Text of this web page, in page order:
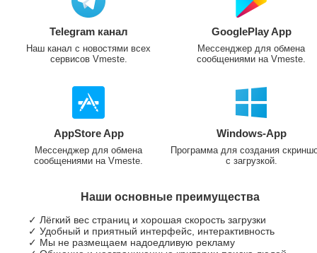
Telegram канал
Наш канал с новостями всех
сервисов Vmeste.
GooglePlay App
Мессенджер для обмена
сообщениями на Vmeste.
AppStore App
Мессенджер для обмена
сообщениями на Vmeste.
Windows-App
Программа для создания
с загрузкой.
Наши основные преимущества
✓ Лёгкий вес страниц и хорошая скорость загрузки
✓ Удобный и приятный интерфейс, интерактивность
✓ Мы не размещаем надоедливую рекламу